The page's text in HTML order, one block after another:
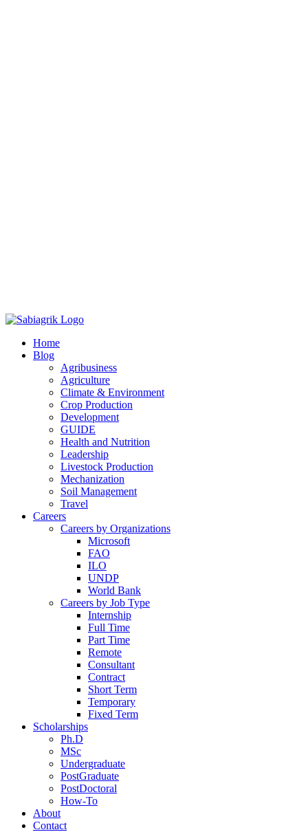
Skip
contentHome
Blog
Agribusiness
Agriculture
Climate & Environment
Crop Production
Development
GUIDE
Health and Nutrition
Leadership
Livestock Production
Mechanization
Soil Management
Travel
Careers
Careers by Organizations
Microsoft
FAO
ILO
UNDP
World Bank
Careers by Job Type
Internship
Full Time
Part Time
Remote
Consultant
Contract
Short Term
Temporary
Fixed Term
Scholarships
Ph.D
MSc
Undergraduate
PostGraduate
PostDoctoral
How-To
About
Contact